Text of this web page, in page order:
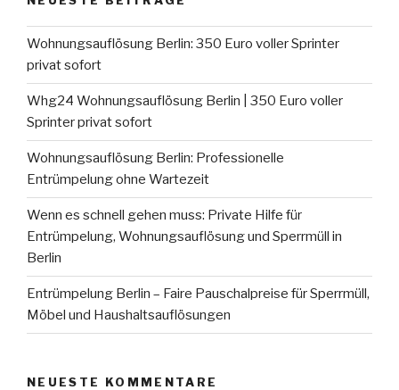
Wohnungsauflösung Berlin: 350 Euro voller Sprinter
privat sofort
Whg24 Wohnungsauflösung Berlin | 350 Euro voller
Sprinter privat sofort
Wohnungsauflösung Berlin: Professionelle
Entrümpelung ohne Wartezeit
Wenn es schnell gehen muss: Private Hilfe für
Entrümpelung, Wohnungsauflösung und Sperrmüll in
Berlin
Entrümpelung Berlin – Faire Pauschalpreise für Sperrmüll,
Möbel und Haushaltsauflösungen
NEUESTE KOMMENTARE